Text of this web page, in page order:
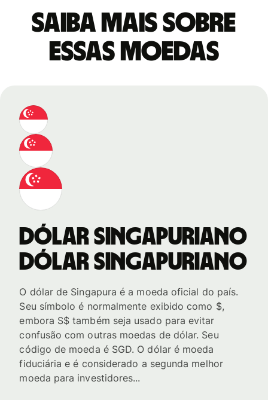
Saiba mais sobre
essas moedas
Dólar singapuriano
Dólar singapuriano
O dólar de Singapura é a moeda oficial do país.
Seu símbolo é normalmente exibido como $,
embora S$ também seja usado para evitar
confusão com outras moedas de dólar. Seu
código de moeda é SGD. O dólar é moeda
fiduciária e é considerado a segunda melhor
moeda para investidores...